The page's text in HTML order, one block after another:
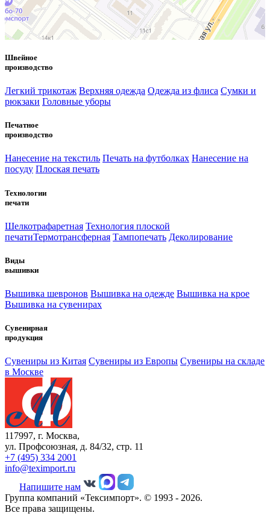
Швейное
производство
Легкий трикотаж Верхняя одежда Одежда из флиса Сумки и
рюкзаки Головные уборы
Печатное
производство
Нанесение на текстиль Печать на футболках Нанесение на
посуду Плоская печать
Технологии
печати
Шелкотрафаретная Технология плоской
печатиТермотрансферная Тампопечать Деколирование
Виды
вышивки
Вышивка шевронов Вышивка на одежде Вышивка на крое
Вышивка на сувенирах
Сувенирная
продукция
Сувениры из Китая Сувениры из Европы Сувениры на складе
в Москве
117997, г. Москва,
ул. Профсоюзная, д. 84/32, стр. 11
+7 (495) 334 2001
info@teximport.ru
Напишите нам
Группа компаний «Тексимпорт». © 1993 - 2026.
Все права защищены.